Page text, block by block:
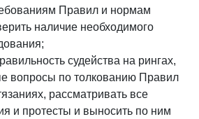
Правил и нормам
наличие необходимого
судейства на рингах,
вопросы по толкованию Правил
рассматривать все
и протесты и выносить по ним